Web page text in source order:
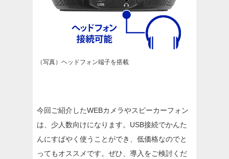
（写真）ヘッドフォン端子を搭載
今回ご紹介したWEBカメラやスピーカーフォン
は、少人数向けになります。USB接続でかんた
んにすばやく使うことができ、低価格なのでと
ってもオススメです。ぜひ、導入をご検討くだ